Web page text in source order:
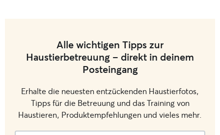
Alle wichtigen Tipps zur
Haustierbetreuung - direkt in deinem
Posteingang
Erhalte die neuesten entzückenden Haustierfotos,
Tipps für die Betreuung und das Training von
Haustieren, Produktempfehlungen und vieles mehr.